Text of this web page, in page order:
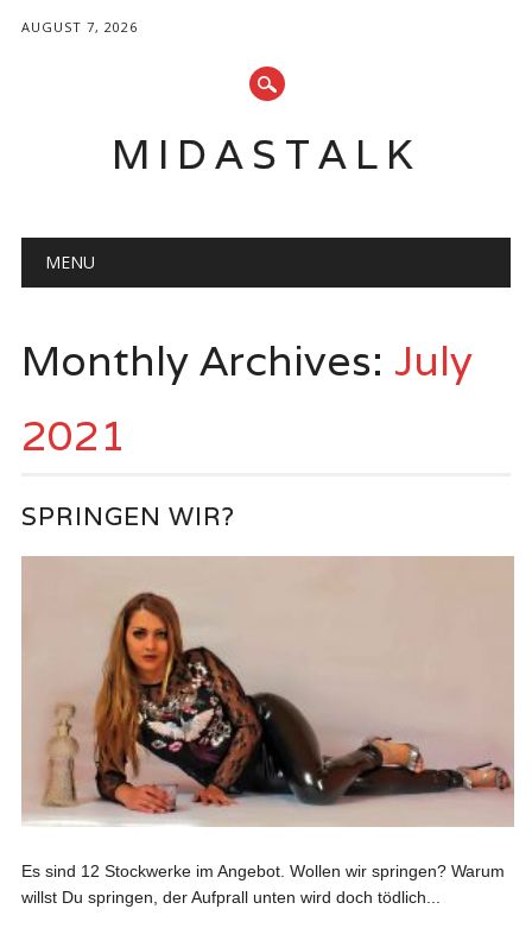
AUGUST 7, 2026
MIDASTALK
Main menu
MENU
Monthly Archives: July
2021
SPRINGEN WIR?
Es sind 12 Stockwerke im Angebot. Wollen wir springen? Warum
willst Du springen, der Aufprall unten wird doch tödlich...